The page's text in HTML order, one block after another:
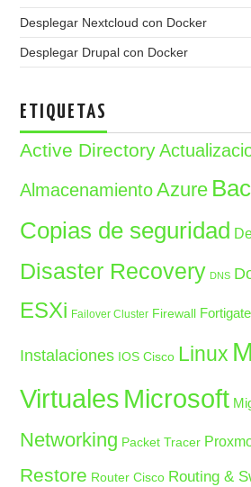
Desplegar Nextcloud con Docker
Desplegar Drupal con Docker
ETIQUETAS
Active Directory
Almacenamiento Azure
Copias de seguridad
Disaster Recovery DNS
ESXi Failover Cluster Firewall Fortigate
Instalaciones IOS Cisco Linux
Virtuales Microsoft
Networking Packet Tracer
Restore Router Cisco Routing &